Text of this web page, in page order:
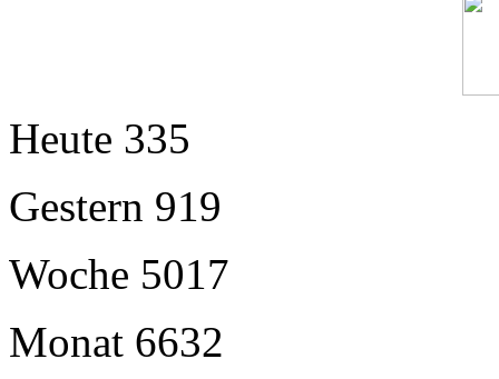
Heute 335
Gestern 919
Woche 5017
Monat 6632